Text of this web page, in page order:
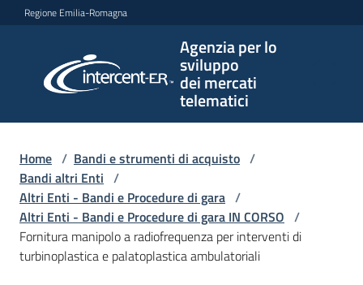
Vai al contenuto
Vai alla navigazione
Vai al footer
Regione Emilia-Romagna
Agenzia per lo
sviluppo
dei mercati
telematici
per lo
sviluppo
telematici
L'Agenzia
Home / Bandi e strumenti di acquisto /
Bandi altri Enti /
Altri Enti - Bandi e Procedure di gara /
Altri Enti - Bandi e Procedure di gara IN CORSO /
Fornitura manipolo a radiofrequenza per interventi di
turbinoplastica e palatoplastica ambulatoriali